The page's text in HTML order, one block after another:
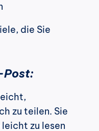
die Sie
Post:
zu teilen. Sie
zu lesen